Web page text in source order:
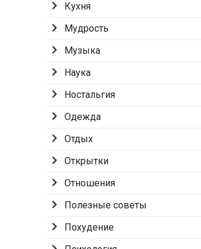
Кухня
Мудрость
Музыка
Наука
Ностальгия
Одежда
Отдых
Открытки
Отношения
Полезные советы
Похудение